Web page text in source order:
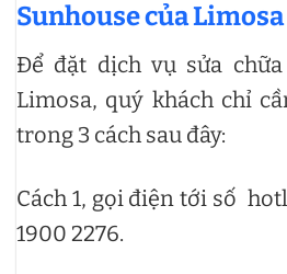
Sunhouse của Limosa
Để đặt dịch vụ sửa
Limosa, quý khách chỉ
trong 3 cách sau đây:
Cách 1, gọi điện tới số
1900 2276.